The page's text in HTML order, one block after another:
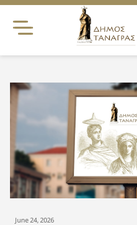
Skip
content
June 24, 2026